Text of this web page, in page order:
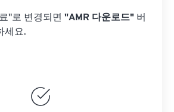
"로 변경되면 "AMR 다운로드" 버
세요.